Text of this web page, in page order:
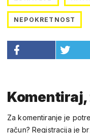
NEPOKRETNOST
Komentiraj,
Za komentiranje je
račun? Registracija je